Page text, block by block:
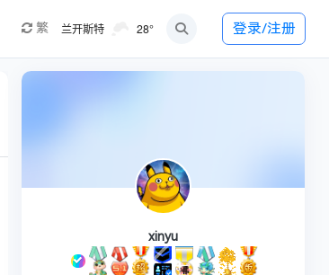
繁 兰开斯特 28° 登录/注册
xinyu